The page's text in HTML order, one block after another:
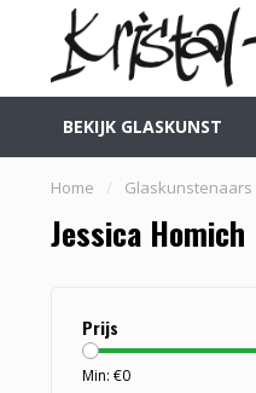
BEKIJK GLASKUNST
in Leerdam
Home / Glaskunstenaars
Jessica
Prijs
Min: €0